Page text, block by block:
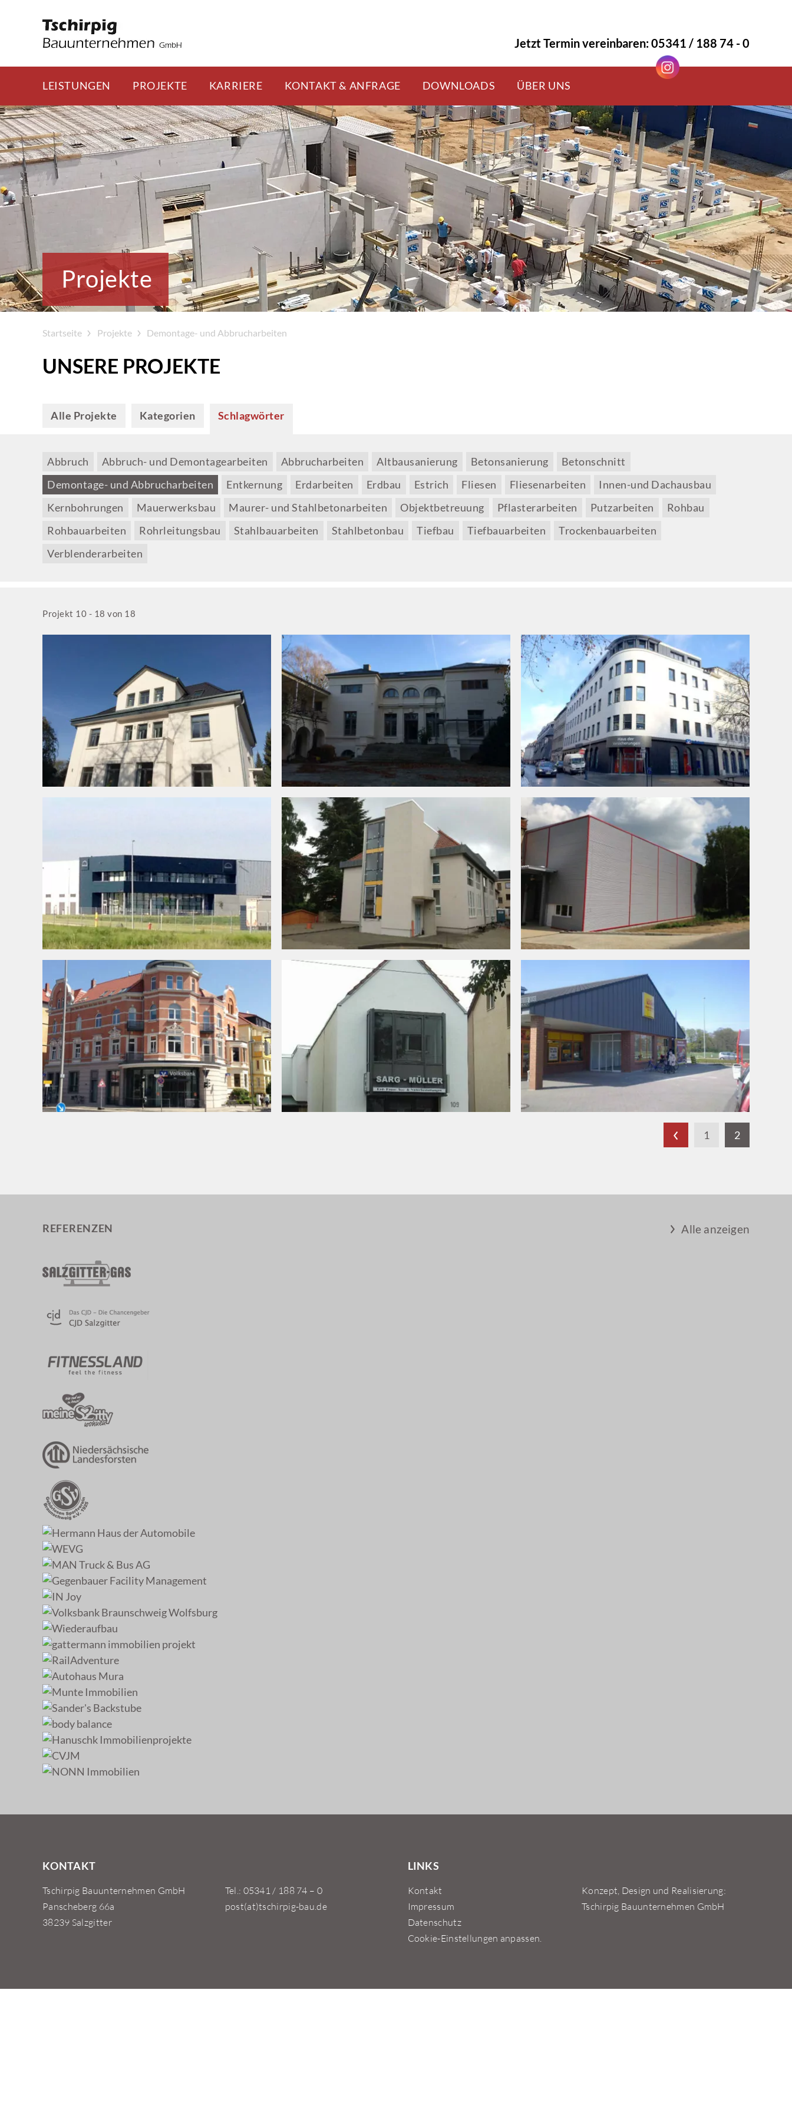
Skip
to
content
Jetzt Termin vereinbaren: 05341 / 188 74 - 0
LEISTUNGEN PROJEKTE KARRIERE KONTAKT & ANFRAGE DOWNLOADS ÜBER UNS
Projekte
Startseite Projekte Demontage- und Abbrucharbeiten
UNSERE PROJEKTE
Alle Projekte Kategorien Schlagwörter
Abbruch Abbruch- und Demontagearbeiten Abbrucharbeiten Altbausanierung Betonsanierung
Betonschnitt
Demontage- und Abbrucharbeiten
Entkernung Erdarbeiten Erdbau Estrich Fliesen Fliesenarbeiten
Innen-und Dachausbau
Kernbohrungen
Mauerwerksbau Maurer- und Stahlbetonarbeiten Objektbetreuung Pflasterarbeiten Putzarbeiten
Rohbau
Rohbauarbeiten
Rohrleitungsbau Stahlbauarbeiten Stahlbetonbau Tiefbau Tiefbauarbeiten
Trockenbauarbeiten
Verblenderarbeiten
Projekt 10 - 18 von 18
1 2
REFERENZEN Alle anzeigen
KONTAKT
Tschirpig Bauunternehmen GmbH
Panscheberg 66a
38239 Salzgitter
Tel.: 05341 / 188 74 – 0
post(at)tschirpig-bau.de
LINKS
Kontakt
Impressum
Datenschutz
Cookie-Einstellungen anpassen.
Konzept, Design und Realisierung:
Tschirpig Bauunternehmen GmbH